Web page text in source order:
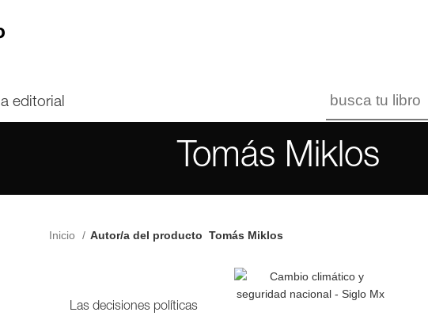
la editorial
Tomás Miklos
Inicio Autor/a del producto Tomás Miklos
Las decisiones políticas